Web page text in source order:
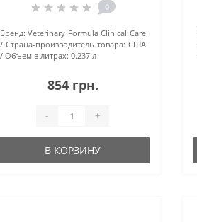
хлоргексидином и
кошек
0
Бренд: Veterinary Formula Clinical Care
Страна-производитель товара: США
Объем в литрах: 0.237 л
854 грн.
- +
В КОРЗИНУ